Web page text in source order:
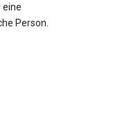
eine
Person.